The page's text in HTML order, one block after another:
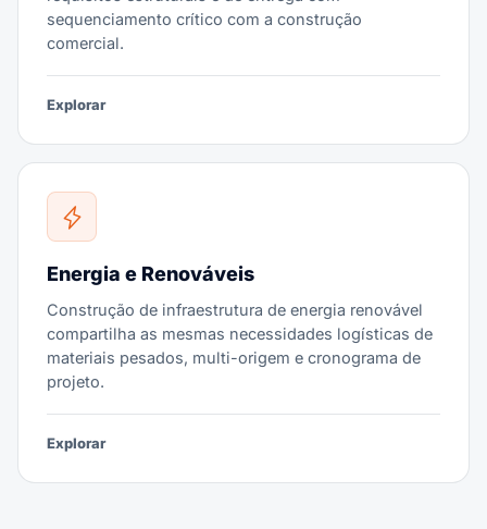
sequenciamento crítico com a construção
comercial.
Explorar
Energia e Renováveis
Construção de infraestrutura de energia renovável
compartilha as mesmas necessidades logísticas de
materiais pesados, multi-origem e cronograma de
projeto.
Explorar